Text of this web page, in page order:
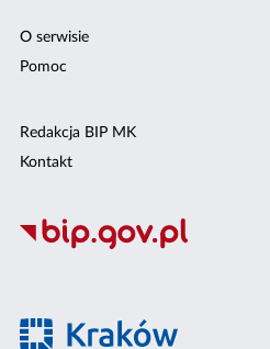
O serwisie
Pomoc
Redakcja BIP MK
Kontakt